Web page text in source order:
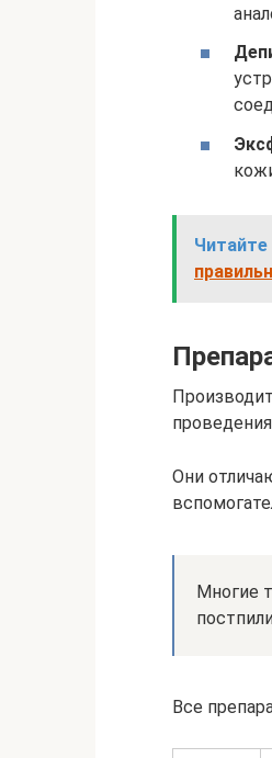
Они
Многие
Все